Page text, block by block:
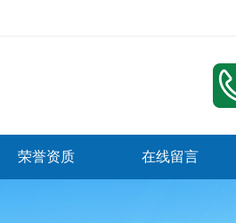
荣誉资质 在线留言